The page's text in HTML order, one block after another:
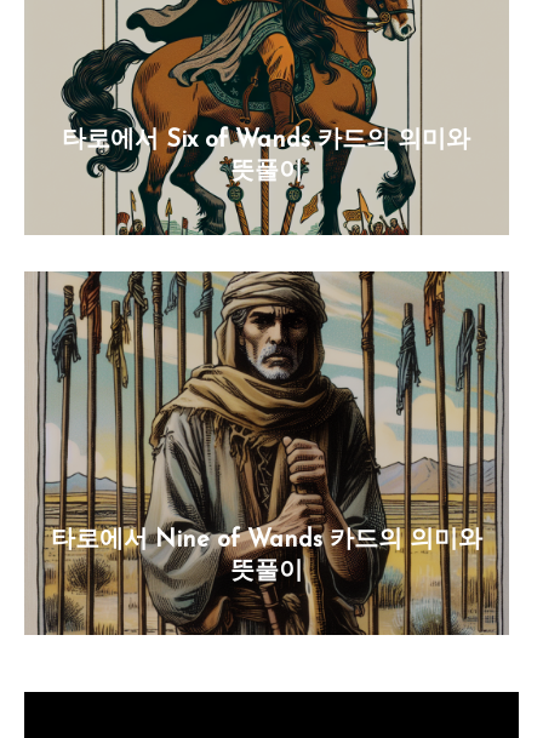
타로에서 Six of Wands 카드의 의미와
뜻풀이
타로에서 Nine of Wands 카드의 의미와
뜻풀이